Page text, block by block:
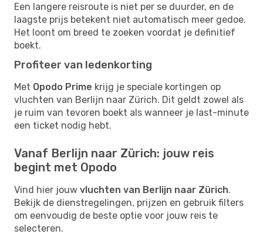
Een langere reisroute is niet per se duurder, en de
laagste prijs betekent niet automatisch meer gedoe.
Het loont om breed te zoeken voordat je definitief
boekt.
Profiteer van ledenkorting
Met Opodo Prime krijg je speciale kortingen op
vluchten van Berlijn naar Zürich. Dit geldt zowel als
je ruim van tevoren boekt als wanneer je last-minute
een ticket nodig hebt.
Vanaf Berlijn naar Zürich: jouw reis
begint met Opodo
Vind hier jouw vluchten van Berlijn naar Zürich.
Bekijk de dienstregelingen, prijzen en gebruik filters
om eenvoudig de beste optie voor jouw reis te
selecteren.